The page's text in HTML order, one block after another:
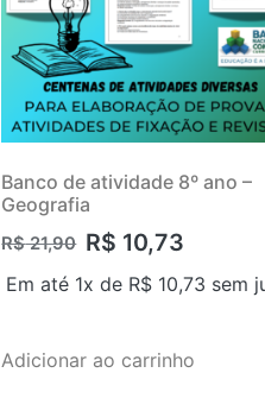
Banco de atividade 8º ano –
Geografia
R$21,90 R$ 10,73
Em até 1x de R$ 10,73 sem
Adicionar ao carrinho